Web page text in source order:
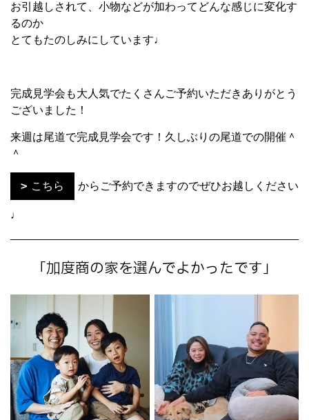
お引越しされて、小物などが加わってどんな感じに変化す
るのか
とてもたのしみにしています♩
完成見学会も大人気でたくさんご予約いただきありがとう
ございました！
来週は尾道で完成見学会です！久しぶりの尾道での開催＾
＾
こちら からご予約できますのでぜひお越しください
♩
「加度商の家を選んでよかったです」